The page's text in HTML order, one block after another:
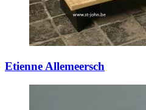
Etienne Allemeersch